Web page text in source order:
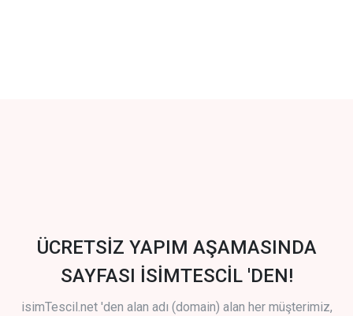
ÜCRETSİZ YAPIM AŞAMASINDA
SAYFASI İSİMTESCİL 'DEN!
isimTescil.net 'den alan adı (domain) alan her müşterimiz,